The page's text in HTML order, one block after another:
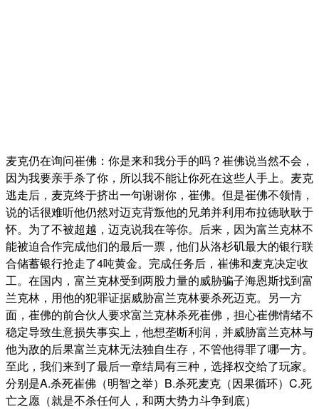
麦克仍在询问崔佛：你是来和我分手的吗？崔佛说当然不会，
因为我要亲手杀了你，所以我不能让你死在这些人手上。麦克
逃走后，麦克终于挤出一句谢谢你，崔佛。但是崔佛不领情，
说的话很难听他仍然对迈克背叛他的兄弟并利用布拉德耿耿于
怀。为了不被超越，迈克说我在等你。后来，因为富兰克林不
能被迫合作完成他们的最后一票，他们从洛杉矶最大的银行联
合储蓄银行抢走了4吨黄金。完成任务后，崔佛和麦克决定收
工。在国内，富兰克林受到两股力量的威胁骗子海恩斯找到富
兰克林，用他的犯罪证据威胁富兰克林要杀死迈克。另一方
面，崔佛的前合伙人要求富兰克林杀死崔佛，担心崔佛情绪不
稳定导致生意损失事实上，他想垄断利润，并威胁富兰克林与
他为敌的后果富兰克林无法独自生存，不管他得罪了哪一方。
至此，我们来到了最后一章结局有三种，选择权交给了玩家。
分别是A.杀死崔佛（明智之举）B.杀死麦克（因果循环）C.死
亡之愿（就是不杀任何人，和两大势力斗争到底）